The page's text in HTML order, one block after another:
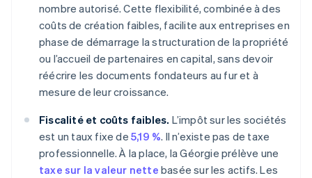
nombre autorisé. Cette flexibilité, combinée à des
coûts de création faibles, facilite aux entreprises en
phase de démarrage la structuration de la propriété
ou l’accueil de partenaires en capital, sans devoir
réécrire les documents fondateurs au fur et à
mesure de leur croissance.
Fiscalité et coûts faibles. L’impôt sur les sociétés
est un taux fixe de 5,19 %. Il n’existe pas de taxe
professionnelle. À la place, la Géorgie prélève une
taxe sur la valeur nette basée sur les actifs. Les